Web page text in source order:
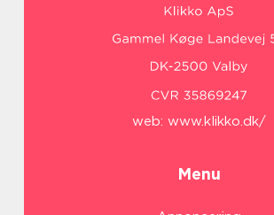
web: www.klikko.dk/
Menu